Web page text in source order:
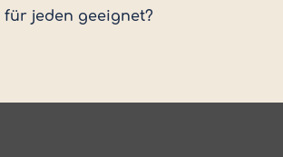
für jeden geeignet?